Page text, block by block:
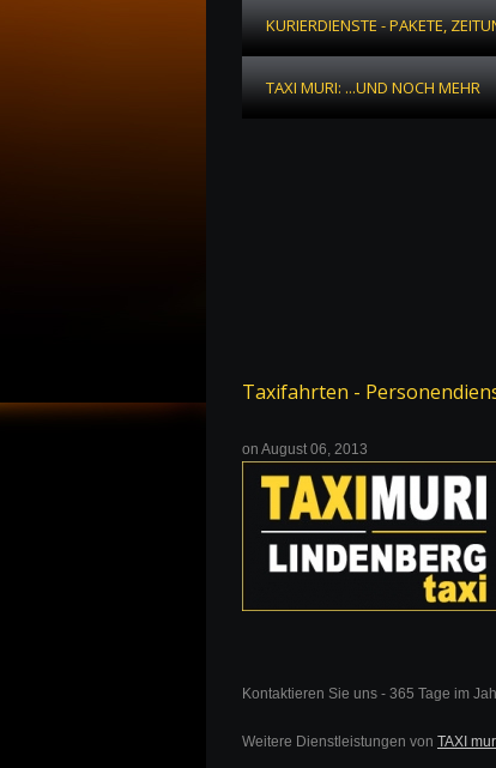
KURIERDIENSTE - PAKETE,
TAXI MURI: ...UND NOCH MEHR
Taxifahrten -
on August 06, 2013
Kontaktieren Sie uns - 365 Tage im
Weitere Dienstleistungen von TAXI